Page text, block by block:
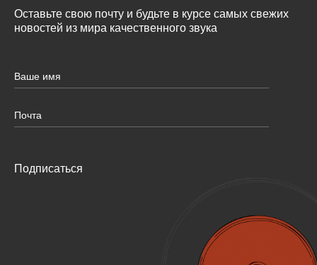
Оставьте свою почту и будьте в курсе самых свежих
новостей из мира качественного звука
Подписаться